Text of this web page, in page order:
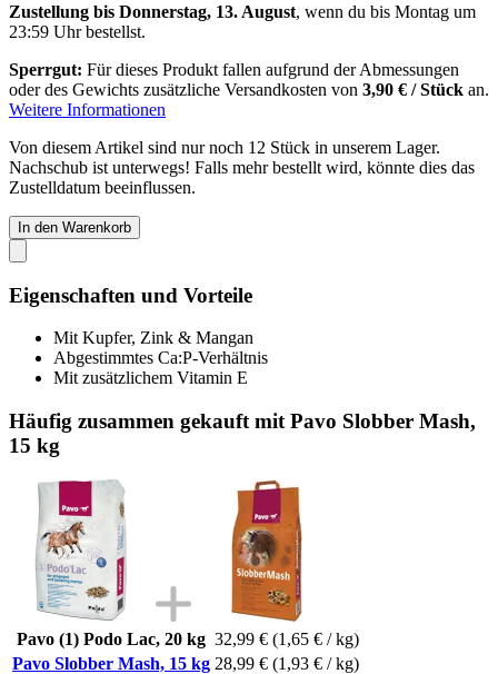
Zustellung bis Donnerstag, 13. August, wenn du bis Montag um
23:59 Uhrbestellst.
Sperrgut: Für dieses Produkt fallen aufgrund der Abmessungen
oder des Gewichts zusätzliche Versandkosten von 3,90 € / Stück an.
Weitere Informationen
Von diesem Artikel sind nur noch 12 Stück in unserem Lager.
Nachschub ist unterwegs! Falls mehr bestellt wird, könnte dies das
Zustelldatum beeinflussen.
In den Warenkorb
Eigenschaften und Vorteile
Mit Kupfer, Zink & Mangan
Abgestimmtes Ca:P-Verhältnis
Mit zusätzlichem Vitamin E
Häufig zusammen gekauft mit Pavo Slobber Mash,
15 kg
Pavo (1) Podo Lac, 20 kg 32,99 € (1,65 € / kg)
Pavo Slobber Mash, 15 kg 28,99 € (1,93 € / kg)